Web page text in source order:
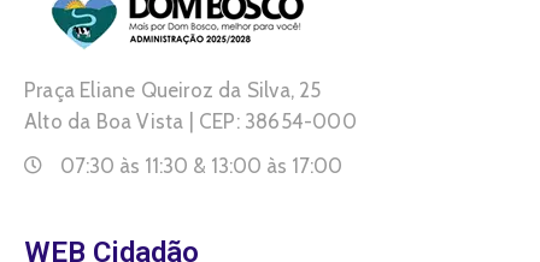
Praça Eliane Queiroz da Silva, 25
Alto da Boa Vista | CEP: 38654-000
07:30 às 11:30 & 13:00 às 17:00
WEB Cidadão